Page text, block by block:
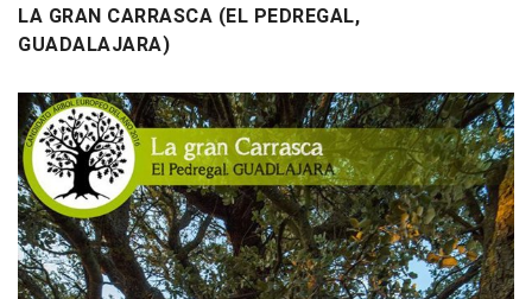
LA GRAN CARRASCA (EL PEDREGAL,
GUADALAJARA)